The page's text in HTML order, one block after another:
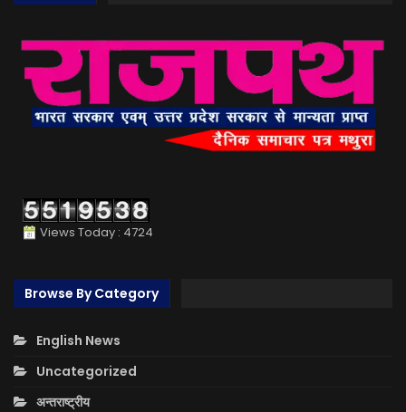
Views Today : 4724
Browse By Category
English News
Uncategorized
अन्तराष्ट्रीय